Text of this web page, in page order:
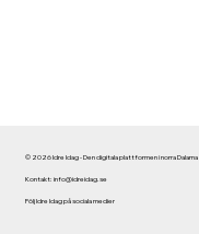
© 2026 Idre Idag - Den digitala plattformen i norra Dalarna
Kontakt: info@idreidag.se
Följ Idre Idag på sociala medier